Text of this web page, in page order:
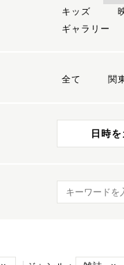
キッズ
ギャラリー
全て 関
日時
キーワード